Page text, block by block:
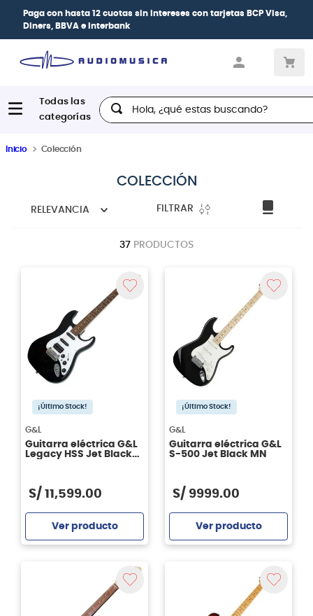
Paga con hasta 12 cuotas sin intereses con tarjetas BCP Visa,
Diners, BBVA e Interbank
Hola, ¿qué estas buscando?
Inicio Colección
COLECCIÓN
RELEVANCIA FILTRAR
37 PRODUCTOS
¡Último Stock!
G&L
Guitarra eléctrica G&L
Legacy HSS Jet Black
S/ 11 ,599.00
Ver producto
¡Último Stock!
G&L
Guitarra eléctrica G&L
S-500 Jet Black MN
S/ 9999.00
Ver producto